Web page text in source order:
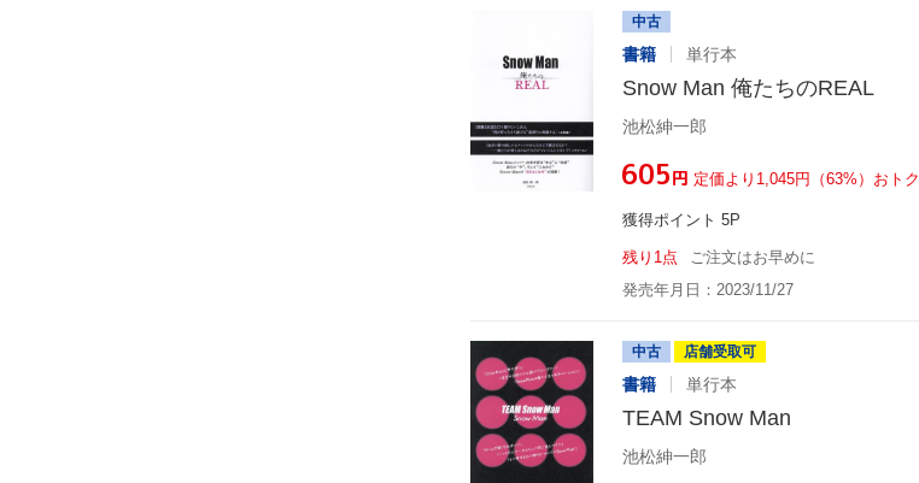
中古
書籍 単行本
Snow Man 俺たちのREAL
池松紳一郎
¥605円 定価より1,045円（63%）おトク
獲得ポイント 5P
残り1点
ご注文はお早めに
発売年月日：2023/11/27
中古 店舗受取可
書籍 単行本
TEAM Snow Man
池松紳一郎